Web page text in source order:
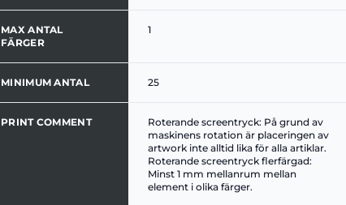
MAX ANTAL
FÄRGER
1
MINIMUM ANTAL 25
PRINT COMMENT
Roterande screentryck: På grund av
maskinens rotation är placeringen av
artwork inte alltid lika för alla artiklar.
Roterande screentryck flerfärgad:
Minst 1 mm mellanrum mellan
element i olika färger.